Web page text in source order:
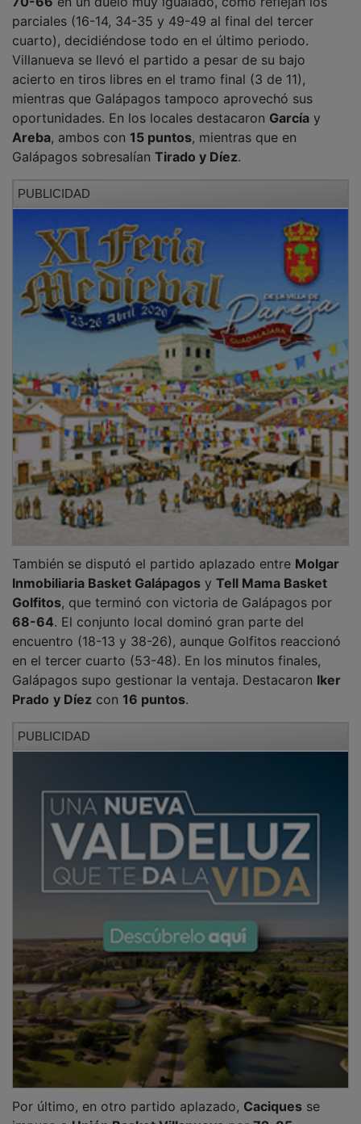
parciales (16-14, 34-35 y 49-49 al final del tercer
cuarto), decidiéndose todo en el último periodo.
Villanueva se llevó el partido a pesar de su bajo
acierto en tiros libres en el tramo final (3 de 11),
mientras que Galápagos tampoco aprovechó sus
oportunidades. En los locales destacaronGarcíay
Areba, ambos con15 puntos, mientras que en
Galápagos sobresalíanTirado y Díez .
Inmobiliaria Basket GalápagosyTell Mama Basket
Golfitos, que terminó con victoria de Galápagos por
68-64. El conjunto local dominó gran parte del
encuentro (18-13 y 38-26), aunque Golfitos reaccionó
en el tercer cuarto (53-48). En los minutos finales,
Galápagos supo gestionar la ventaja. DestacaronIker
Prado y Díezcon16 puntos.
impuso aUnión Basket Villanuevapor72-85.